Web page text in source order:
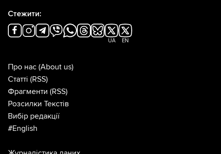
Стежити:
UA EN
Про нас (About us)
Статті (RSS)
Фрагменти (RSS)
Розсилки Текстів
Вибір редакції
#English